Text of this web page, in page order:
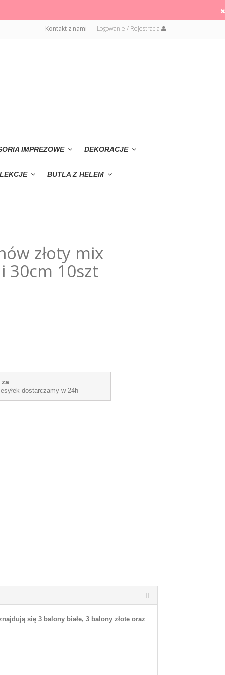
Logowanie / Rejestracja
Kontakt z nami
IMPREZOWE DEKORACJE
BUTLA Z HELEM
złoty mix
30cm 10szt
dostarczamy w 24h
się 3 balony białe, 3 balony złote oraz